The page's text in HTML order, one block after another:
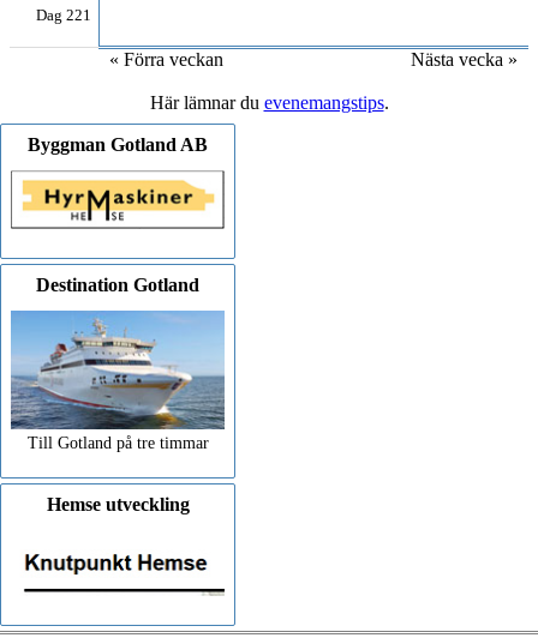
Dag 221
« Förra veckan Nästa vecka »
Här lämnar du evenemangstips.
Byggman Gotland AB
Destination Gotland
Till Gotland på tre timmar
Hemse utveckling